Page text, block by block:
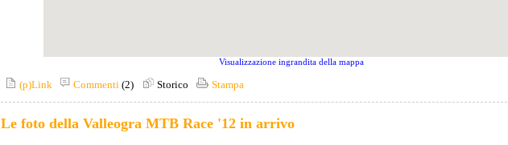
Visualizzazione ingrandita della mappa
(p)Link Commenti (2) Storico Stampa
Le foto della Valleogra MTB Race '12 in arrivo